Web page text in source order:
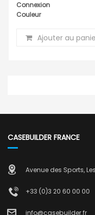
Connexion
Couleur
Ajouter au
CASEBUILDER FRANCE
Avenue des Sports,
+33 (0)3 20 60 00 00
info@casebuilder.fr